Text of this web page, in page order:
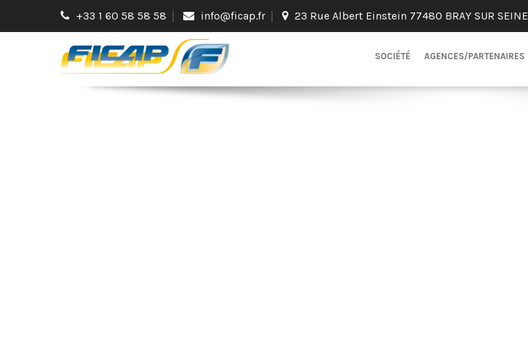
+33 1 60 58 58 58 info@ficap.fr 23 Rue Albert Einstein 77480 BRAY SUR SEINE
SOCIÉTÉ AGENCES/PARTENAIRES